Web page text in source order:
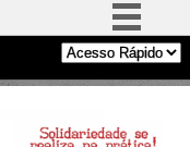
Simplifique!
Comunica BR
Participe